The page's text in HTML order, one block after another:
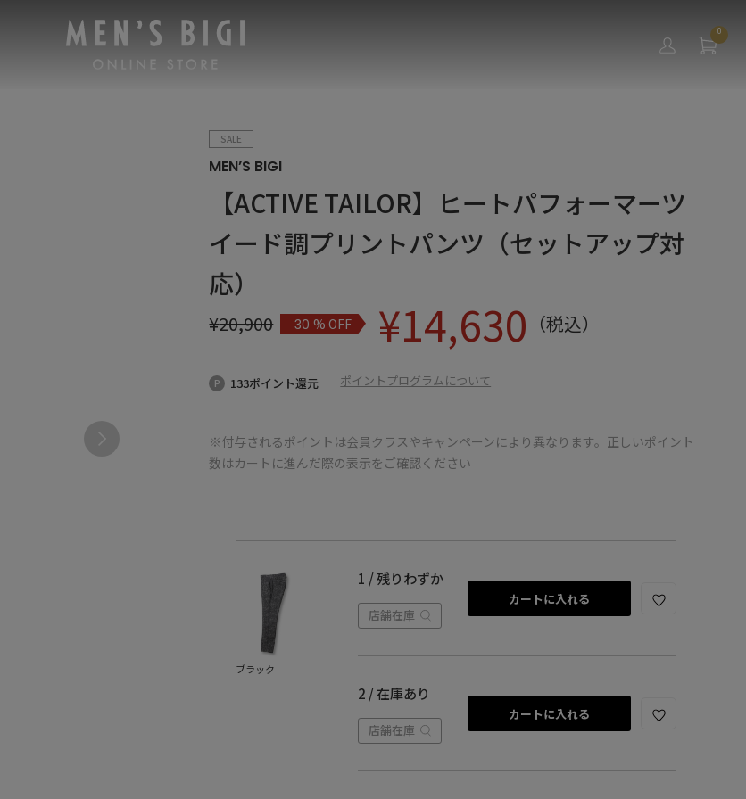
0
SALE
MEN’S BIGI
【ACTIVE TAILOR】ヒートパフォーマーツ
イード調プリントパンツ（セットアップ対
応）
¥20,900 30% OFF ¥14,630 （税込）
133ポイント還元 ポイントプログラムについて
※付与されるポイントは会員クラスやキャンペーンにより異なります。正しいポイント
数はカートに進んだ際の表示をご確認ください
ブラック
1 / 残りわずか
店舗在庫
カートに入れる
2 / 在庫あり
店舗在庫
カートに入れる